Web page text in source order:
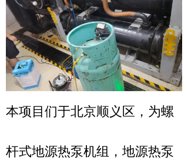
本项目们于北京顺义区，为螺
杆式地源热泵机组， 地源热泵